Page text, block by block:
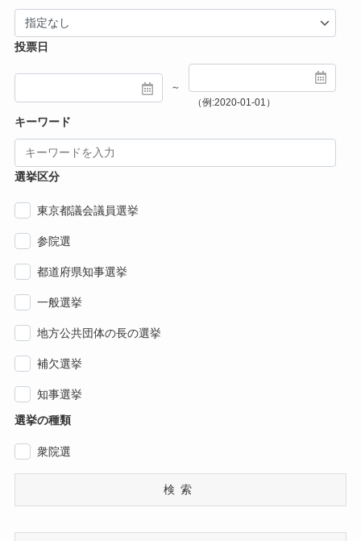
投票日
～
（例:2020-01-01）
キーワード
選挙区分
東京都議会議員選挙
参院選
都道府県知事選挙
一般選挙
地方公共団体の長の選挙
補欠選挙
知事選挙
選挙の種類
衆院選
検索